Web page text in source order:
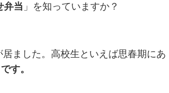
弁当 」を知っていますか？
ました。高校生といえば思春期にあ
す。